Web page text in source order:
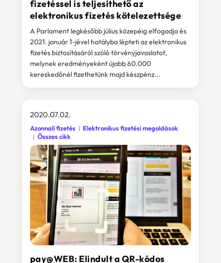
fizetéssel is teljesíthető az
elektronikus fizetés kötelezettsége
A Parlament legkésőbb július közepéig elfogadja és
2021. január 1-jével hatályba lépteti az elektronikus
fizetés biztosításáról szóló törvényjavaslatot,
melynek eredményeként újabb 60.000
kereskedőnél fizethetünk majd készpénz...
pay@WEB: Elindult a QR-kódos
2020.07.02.
Azonnali fizetés
Elektronikus fizetési megoldások
Összes cikk